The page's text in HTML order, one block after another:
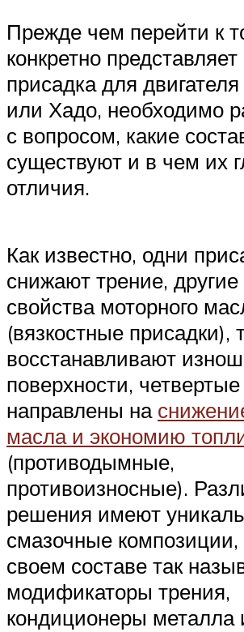
Меню
Прежде чем перейти к
конкретно
присадка для
или Хадо, необходимо
с вопросом, какие
существуют и в чем их
отличия.
Как известно, одни
снижают трение,
свойства моторного
(вязкостные присадки),
восстанавливают
поверхности,
направлены на
масла и экономию
(противодымные,
противоизносные).
решения имеют
смазочные композиции,
своем составе так
модификаторы трения,
кондиционеры металла